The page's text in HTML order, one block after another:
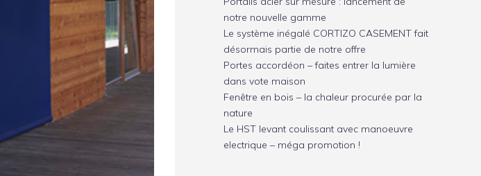
notre nouvelle gamme
Le système inégalé CORTIZO CASEMENT fait
désormais partie de notre offre
Portes accordéon – faites entrer la lumière
dans vote maison
Fenêtre en bois – la chaleur procurée par la
nature
Le HST levant coulissant avec manoeuvre
electrique – méga promotion !